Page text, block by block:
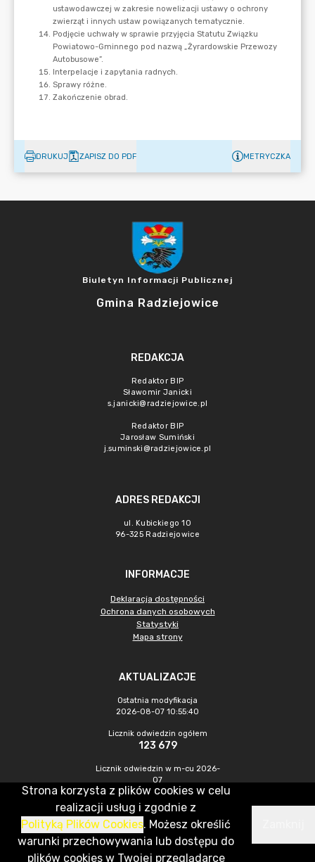
DRUKUJ ZAPISZ DO PDF METRYCZKA
Biuletyn Informacji Publicznej
Gmina Radziejowice
REDAKCJA
Redaktor BIP
Sławomir Janicki
s.janicki@radziejowice.pl
Redaktor BIP
Jarosław Sumiński
j.suminski@radziejowice.pl
ADRES REDAKCJI
ul. Kubickiego 10
96-325 Radziejowice
INFORMACJE
Deklaracja dostępności
Ochrona danych osobowych
Statystyki
Mapa strony
AKTUALIZACJE
Ostatnia modyfikacja
2026-08-07 10:55:40
Licznik odwiedzin ogółem
123 679
Licznik odwiedzin w m-cu 2026-
07
339
CMS & Hosting: Nefeni Sp. z o.o.
Strona korzysta z plików cookies w celu
realizacji usług i zgodnie z
Polityką Plików Cookies. Możesz określić
warunki przechowywania lub dostępu do
plików cookies w Twojej przeglądarce